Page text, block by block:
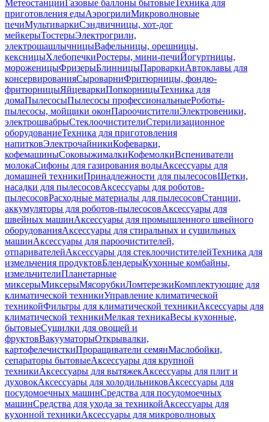
МетеостанцииГазовые баллоны бытовыеТехника для
приготовления едыАэрогрилиМикроволновые
печиМультиваркиСэндвичницы, хот-дог
мейкерыТостерыЭлектрогрили,
электрошашлычницыВафельницы, орешницы,
кексницыХлебопечкиРостеры, мини-печиЙогуртницы,
мороженицыФризерыБлинницыПароваркиАвтоклавы для
консервированияСыроварниФритюрницы, фондю-
фритюрницыЯйцеваркиПопкорницыТехника для
домаПылесосыПылесосы профессиональныеРоботы-
пылесосы, мойщики оконПароочистителиЭлектровеники,
электрошвабрыСтеклоочистителиСтерилизационное
оборудованиеТехника для приготовления
напитковЭлектрочайникиКофеварки,
кофемашиныСоковыжималкиКофемолкиВспениватели
молокаСифоны для газирования водыАксессуары для
домашней техникиПринадлежности для пылесосовЩетки,
насадки для пылесосовАксессуары для роботов-
пылесосовРасходные материалы для пылесосовСтанции,
аккумуляторы для роботов-пылесосовАксессуары для
швейных машинАксессуары для промышленного швейного
оборудованияАксессуары для стиральных и сушильных
машинАксессуары для пароочистителей,
отпаривателейАксессуары для стеклоочистителейТехника для
измельчения продуктовБлендерыКухонные комбайны,
измельчителиПланетарные
миксерыМиксерыМясорубкиЛомтерезкиКомплектующие для
климатической техникиУправление климатической
техникойФильтры для климатической техникиАксессуары для
климатической техникиМелкая техникаВесы кухонные,
бытовыеСушилки для овощей и
фруктовВакууматорыОткрывалки,
картофелечисткиПроращиватели семянМаслобойки,
сепараторы бытовыеАксессуары для крупной
техникиАксессуары для вытяжекАксессуары для плит и
духовокАксессуары для холодильниковАксессуары для
посудомоечных машинСредства для посудомоечных
машинСредства для ухода за техникойАксессуары для
кухонной техникиАксессуары для микроволновых